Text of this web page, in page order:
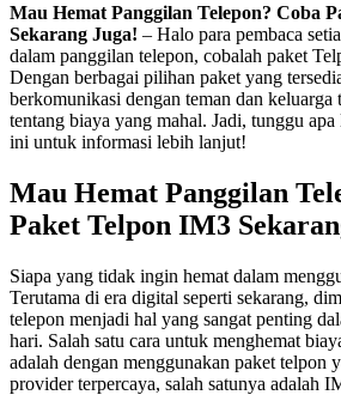
Mau Hemat Panggilan Telepon? Coba
Sekarang Juga! – Halo para pembaca
dalam panggilan telepon, cobalah paket
Dengan berbagai pilihan paket yang
berkomunikasi dengan teman dan
tentang biaya yang mahal. Jadi, tunggu
ini untuk informasi lebih lanjut!
Mau Hemat Panggilan
Paket Telpon IM3
Siapa yang tidak ingin hemat dalam
Terutama di era digital seperti sekarang,
telepon menjadi hal yang sangat penting
hari. Salah satu cara untuk menghemat
adalah dengan menggunakan paket telpon
provider terpercaya, salah satunya adalah